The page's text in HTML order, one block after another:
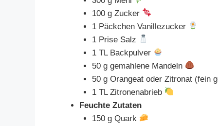
100 g Zucker
1 Päckchen Vanillezucker
1 Prise Salz
1 TL Backpulver
50 g gemahlene Mandeln
50 g Orangeat oder Zitronat (fein
1 TL Zitronenabrieb
Feuchte Zutaten
150 g Quark